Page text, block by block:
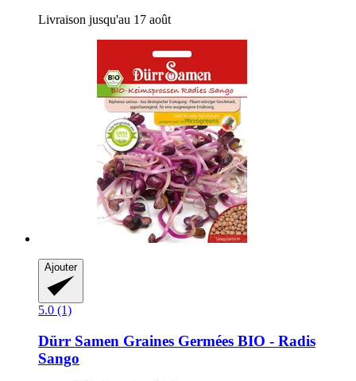
Livraison jusqu'au 17 août
Ajouter
5.0 (1)
Dürr Samen Graines Germées BIO -​ Radis
Sango